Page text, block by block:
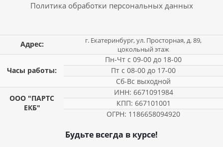
Политика обработки персональных данных
Адрес:
г. Екатеринбург, ул. Просторная, д. 89,
цокольный этаж
Часы работы:
Пн-Чт с 09-00 до 18-00
Пт с 08-00 до 17-00
Сб-Вс выходной
ООО "ПАРТС
ЕКБ"
ИНН: 6671091984
КПП: 667101001
ОГРН: 1186658094920
Будьте всегда в курсе!